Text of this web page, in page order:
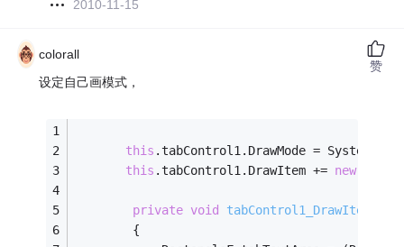
2010-11-15
colorall
设定自己画模式，
this .tabControl1.DrawMode =
this .tabControl1.DrawItem += new
private void tabControl1_DrawItem
        {
赞